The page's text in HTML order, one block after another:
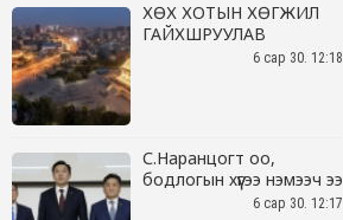
ХӨХ ХОТЫН ХӨГЖИЛ
ГАЙХШРУУЛАВ
6 сар 30. 12:18
С.Наранцогт оо,
бодлогын хүүгээ нэмээч ээ
6 сар 30. 12:17